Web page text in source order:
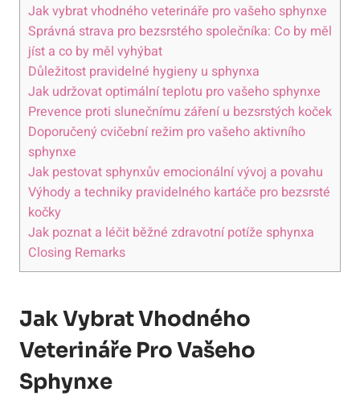
Jak vybrat vhodného veterináře pro vašeho sphynxe
Správná strava pro bezsrstého společníka: Co by měl
jíst a co by měl vyhýbat
Důležitost pravidelné hygieny u sphynxa
Jak udržovat optimální teplotu pro vašeho sphynxe
Prevence proti slunečnímu záření u bezsrstých koček
Doporučený cvičební režim pro vašeho aktivního
sphynxe
Jak pestovat sphynxův emocionální vývoj a povahu
Výhody a techniky pravidelného kartáče pro bezsrsté
kočky
Jak poznat a léčit běžné zdravotní potíže sphynxa
Closing Remarks
Jak Vybrat Vhodného
Veterináře Pro Vašeho
Sphynxe